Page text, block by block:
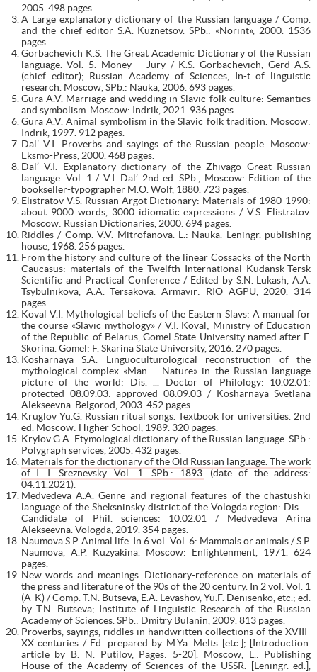
2005. 498 pages.
A Large explanatory dictionary of the Russian language / Comp.
and the chief editor S.A. Kuznetsov. SPb.: «Norint», 2000. 1536
pages.
Gorbachevich K.S. The Great Academic Dictionary of the Russian
language. Vol. 5. Money – Jury / K.S. Gorbachevich, Gerd A.S.
(chief editor); Russian Academy of Sciences, In-t of linguistic
research. Moscow, SPb.: Nauka, 2006. 693 pages.
Gura A.V. Marriage and wedding in Slavic folk culture: Semantics
and symbolism. Moscow: Indrik, 2021. 936 pages.
Gura A.V. Animal symbolism in the Slavic folk tradition. Moscow:
Indrik, 1997. 912 pages.
Dal’ V.I. Proverbs and sayings of the Russian people. Moscow:
Eksmo-Press, 2000. 468 pages.
Dal’ V.I. Explanatory dictionary of the Zhivago Great Russian
language. Vol. 1 / V.I. Dal’. 2nd ed. SPb., Moscow: Edition of the
bookseller-typographer M.O. Wolf, 1880. 723 pages.
Elistratov V.S. Russian Argot Dictionary: Materials of 1980-1990:
about 9000 words, 3000 idiomatic expressions / V.S. Elistratov.
Moscow: Russian Dictionaries, 2000. 694 pages.
Riddles / Comp. V.V. Mitrofanova. L.: Nauka. Leningr. publishing
house, 1968. 256 pages.
From the history and culture of the linear Cossacks of the North
Caucasus: materials of the Twelfth International Kudansk-Tersk
Scientific and Practical Conference / Edited by S.N. Lukash, A.A.
Tsybulnikova, A.A. Tersakova. Armavir: RIO AGPU, 2020. 314
pages.
Koval V.I. Mythological beliefs of the Eastern Slavs: A manual for
the course «Slavic mythology» / V.I. Koval; Ministry of Education
of the Republic of Belarus, Gomel State University named after F.
Skorina. Gomel: F. Skarina State University, 2016. 270 pages.
Kosharnaya S.A. Linguoculturological reconstruction of the
mythological complex «Man – Nature» in the Russian language
picture of the world: Dis. ... Doctor of Philology: 10.02.01:
protected 08.09.03: approved 08.09.03 / Kosharnaya Svetlana
Alekseevna. Belgorod, 2003. 452 pages.
Kruglov Yu.G. Russian ritual songs. Textbook for universities. 2nd
ed. Moscow: Higher School, 1989. 320 pages.
Krylov G.A. Etymological dictionary of the Russian language. SPb.:
Polygraph services, 2005. 432 pages.
Materials for the dictionary of the Old Russian language. The work
of I. I. Sreznevsky. Vol. 1. SPb.: 1893.
(date of the address:
04.11.2021).
Medvedeva A.A. Genre and regional features of the chastushki
language of the Sheksninsky district of the Vologda region: Dis. …
Candidate of Phil. sciences: 10.02.01 / Medvedeva Arina
Alekseevna. Vologda, 2019. 354 pages.
Naumova S.P. Animal life. In 6 vol. Vol. 6: Mammals or animals / S.P.
Naumova, A.P. Kuzyakina. Moscow: Enlightenment, 1971. 624
pages.
New words and meanings. Dictionary-reference on materials of
the press and literature of the 90s of the 20 century. In 2 vol. Vol. 1
(A-K) / Comp. T.N. Butseva, E.A. Levashov, Yu.F. Denisenko, etc.; ed.
by T.N. Butseva; Institute of Linguistic Research of the Russian
Academy of Sciences. SPb.: Dmitry Bulanin, 2009. 813 pages.
Proverbs, sayings, riddles in handwritten collections of the XVIII-
XX centuries / Ed. prepared by M.Ya. Melts [etc.]; [Introduction.
article by B. N. Putilov, Pages: 5-20]. Moscow, L.: Publishing
House of the Academy of Sciences of the USSR. [Leningr. ed.],